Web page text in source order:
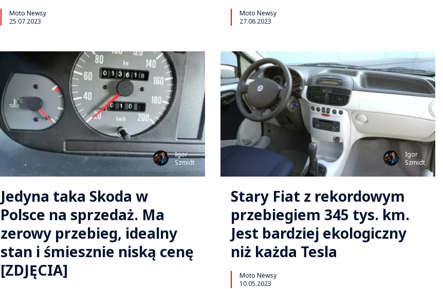
Moto Newsy
25.07.2023
Moto Newsy
27.06.2023
Igor
Szmidt
Jedyna taka Skoda w
Polsce na sprzedaż. Ma
zerowy przebieg, idealny
stan i śmiesznie niską cenę
[ZDJĘCIA]
Igor
Szmidt
Stary Fiat z rekordowym
przebiegiem 345 tys. km.
Jest bardziej ekologiczny
niż każda Tesla
Moto Newsy
10.05.2023